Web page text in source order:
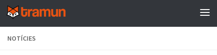
Skip to content
NOTÍCIES